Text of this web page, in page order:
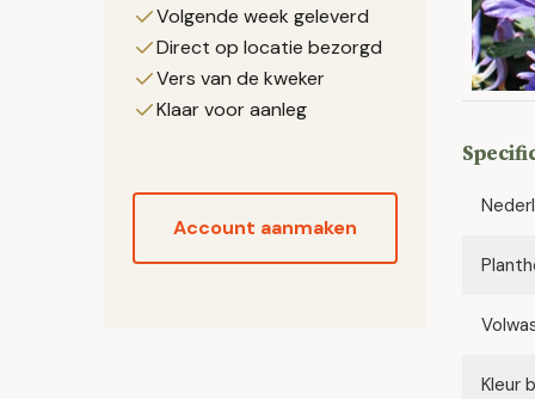
Volgende week geleverd
Direct op locatie bezorgd
Vers van de kweker
Klaar voor aanleg
Account aanmaken
Kleur